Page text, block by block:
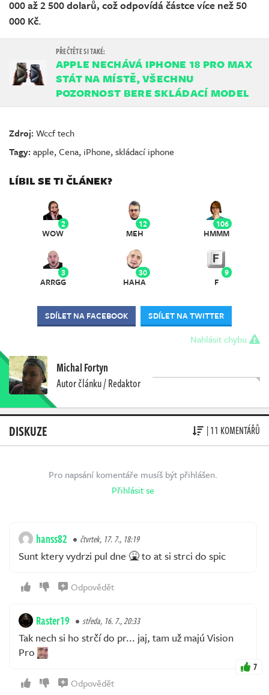
000 až 2 500 dolarů, což odpovídá částce více než 50
000 Kč.
APPLE NECHÁVÁ IPHONE 18 PRO MAX
STÁT NA MÍSTĚ, VŠECHNU
POZORNOST BERE SKLÁDACÍ MODEL
Zdroj:Wccf tech
Tagy:apple,Cena, iPhone,skládací iphone
LÍBIL SE TI ČLÁNEK?
2
WOW
12
MEH
106
HMMM
3
ARRGG
30
HAHA
9
F
SDÍLET NA FACEBOOK SDÍLET NA TWITTER
Nahlásit chybu
Michal Fortyn
Autor článku / Redaktor
DISKUZE | 11 KOMENTÁŘŮ
Pro napsání komentáře musíš být přihlášen.
Přihlásit se
hanss82 čtvrtek, 17. 7., 18:19
Sunt ktery vydrzi pul dne 🤮 to at si strci do spic
Odpovědět
Raster19 středa, 16. 7., 20:33
Tak nech si ho strčí do pr... jaj, tam už majú Vision
Pro
7
Odpovědět